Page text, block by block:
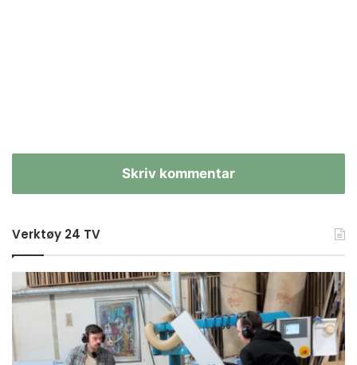
Skriv kommentar
Verktøy 24 TV